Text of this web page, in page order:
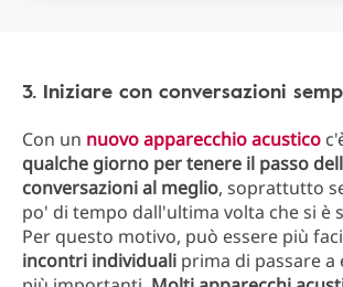
3. Iniziare con conversazioni
Con un nuovo apparecchio acustico
qualche giorno per tenere il passo
conversazioni al meglio, soprattutto
po' di tempo dall'ultima volta che si è
Per questo motivo, può essere più
incontri individuali prima di passare a